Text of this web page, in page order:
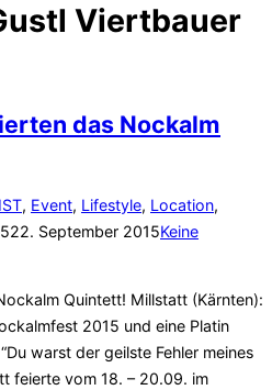
Viertbauer
das Nockalm
, Event, Lifestyle, Location,
22. September 2015Keine
Quintett! Millstatt (Kärnten):
2015 und eine Platin
warst der geilste Fehler meines
feierte vom 18. – 20.09. im